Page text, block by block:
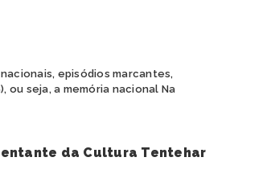
episódios marcantes,
ou seja, a memória nacional Na
da Cultura Tentehar